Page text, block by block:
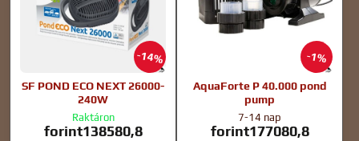
14%
SF POND ECO NEXT 26000-
240W
Raktáron
forint138580,8
1%
AquaForte P 40.000 pond
pump
7-14 nap
forint177080,8